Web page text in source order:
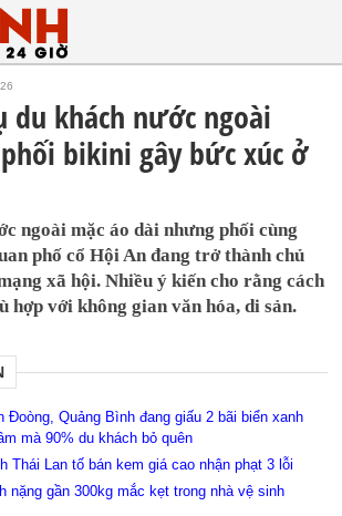
du khách nước ngoài
bikini gây bức xúc ở
ngoài mặc áo dài nhưng phối cùng
phố cổ Hội An đang trở thành chủ
xã hội. Nhiều ý kiến cho rằng cách
hợp với không gian văn hóa, di sản.
Đoòng, Quảng Bình đang giấu 2 bãi biển xanh
mà 90% du khách bỏ quên
Thái Lan tố bán kem giá cao nhận phạt 3 lỗi
nặng gần 300kg mắc kẹt trong nhà vệ sinh